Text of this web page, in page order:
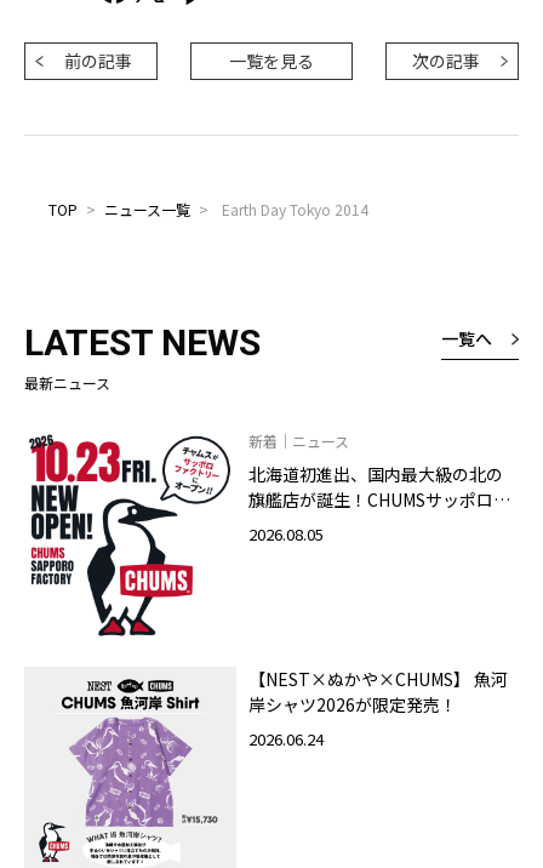
前の記事 一覧を見る 次の記事
TOP > ニュース一覧 > Earth Day Tokyo 2014
LATEST NEWS
最新ニュース
一覧へ
新着｜ニュース
北海道初進出、国内最大級の北の
旗艦店が誕生！CHUMSサッポロフ
ァクトリー店 2026年10月23日
2026.08.05
【NEST×ぬかや×CHUMS】 魚河
岸シャツ2026が限定発売！
2026.06.24